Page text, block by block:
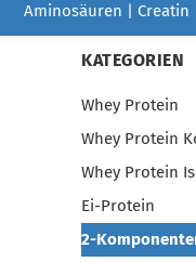
Aminosäuren | Creatin
KATEGORIEN
Whey Protein
Whey Protein
Whey Protein
Ei-Protein
2-